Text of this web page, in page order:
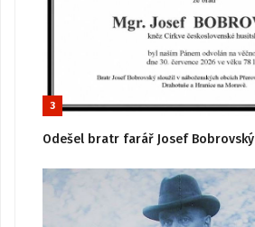
3
Odešel bratr farář Josef Bobrovský